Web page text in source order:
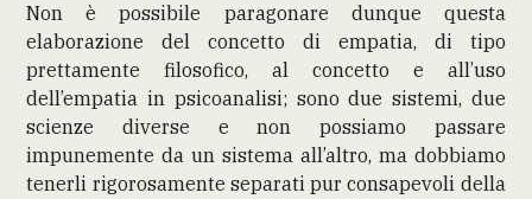
Non è possibile paragonare dunque questa
elaborazione del concetto di empatia, di tipo
prettamente filosofico, al concetto e all’uso
dell’empatia in psicoanalisi; sono due sistemi, due
scienze diverse e non possiamo passare
impunemente da un sistema all’altro, ma dobbiamo
tenerli rigorosamente separati pur consapevoli della